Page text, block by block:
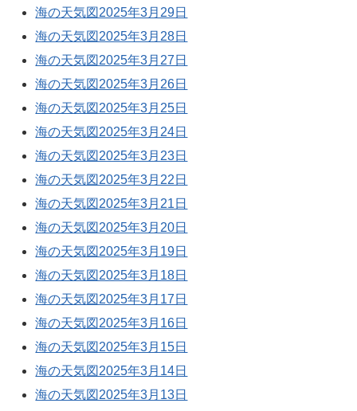
海の天気図2025年3月29日
海の天気図2025年3月28日
海の天気図2025年3月27日
海の天気図2025年3月26日
海の天気図2025年3月25日
海の天気図2025年3月24日
海の天気図2025年3月23日
海の天気図2025年3月22日
海の天気図2025年3月21日
海の天気図2025年3月20日
海の天気図2025年3月19日
海の天気図2025年3月18日
海の天気図2025年3月17日
海の天気図2025年3月16日
海の天気図2025年3月15日
海の天気図2025年3月14日
海の天気図2025年3月13日